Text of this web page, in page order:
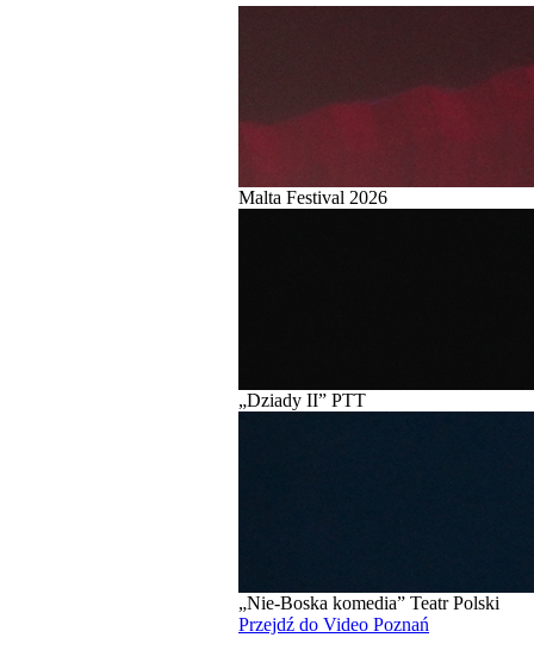
Malta Festival 2026
„Dziady II” PTT
„Nie-Boska komedia” Teatr Polski
Przejdź do Video Poznań